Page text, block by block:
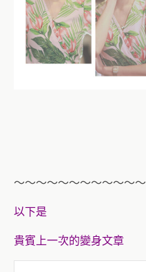
～～～～～～～～～～～～
以下是
貴賓上一次的變身文章